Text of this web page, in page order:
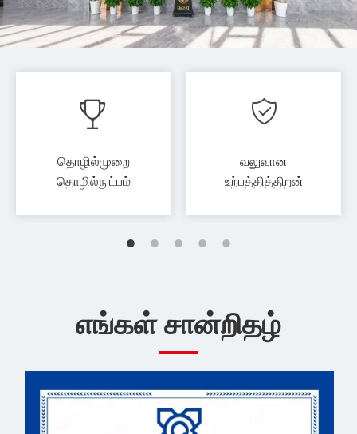
தொழில்முறை
தொழில்நுட்பம்
வலுவான
உற்பத்தித்திறன்
எங்கள் சான்றிதழ்